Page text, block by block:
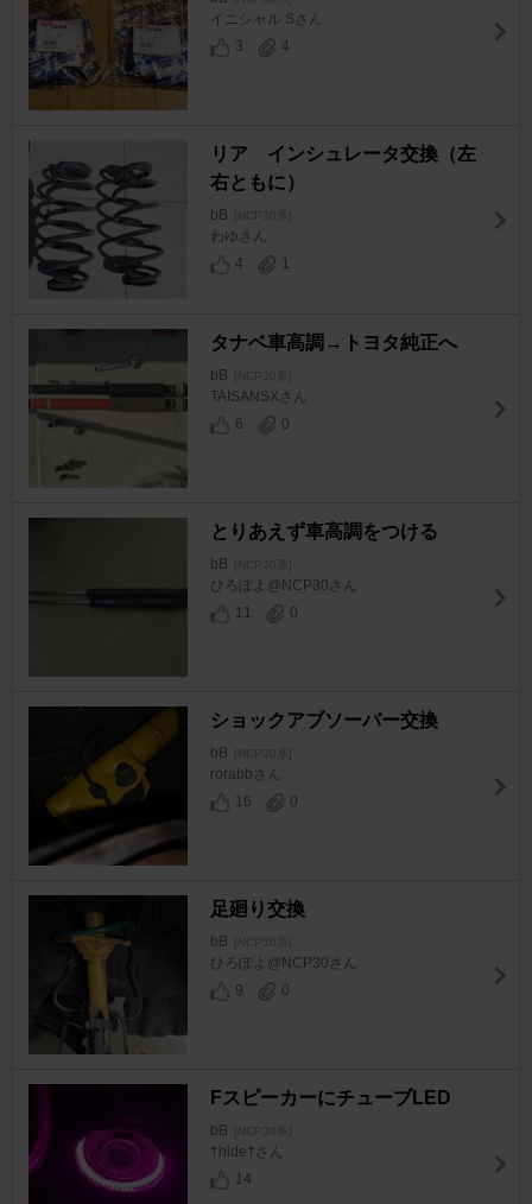
イニシャル Sさん
3
4
リア インシュレータ交換（左
右ともに）
bB [NCP30系]
わゆさん
4
1
タナベ車高調→トヨタ純正へ
bB [NCP30系]
TAISANSXさん
6
0
とりあえず車高調をつける
bB [NCP30系]
ひろぽよ@NCP30さん
11
0
ショックアブソーバー交換
bB [NCP30系]
rorabbさん
16
0
足廻り交換
bB [NCP30系]
ひろぽよ@NCP30さん
9
0
FスピーカーにチューブLED
bB [NCP30系]
†hide†さん
14